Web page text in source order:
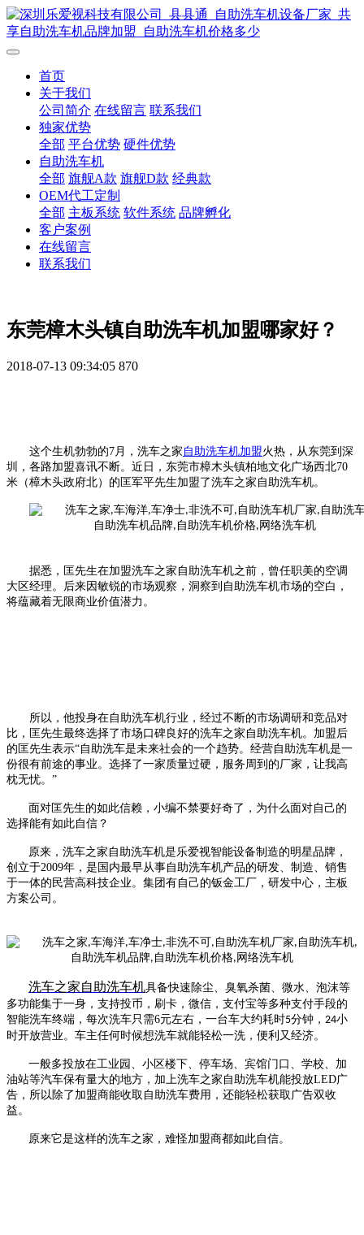
首页
关于我们
公司简介 在线留言 联系我们
独家优势
全部 平台优势 硬件优势
自助洗车机
全部 旗舰A款 旗舰D款 经典款
OEM代工定制
全部 主板系统 软件系统 品牌孵化
客户案例
在线留言
联系我们
东莞樟木头镇自助洗车机加盟哪家好？
2018-07-13 09:34:05 870
这个生机勃勃的7 月， 洗车之家 自助洗车机加盟火热，从东莞到深
圳，各路加盟喜讯不断。近日，东莞市樟木头镇柏地文化广场西北70
米（樟木头政府北）的匡军平先生加盟了洗车之家 自助洗车机。
据悉，匡先生在加盟洗车之家 自助洗车机之前，曾任职美的空调
大区经理。后来因敏锐的市场观察，洞察到自助洗车机市场的空白，
将蕴藏着无限商业价值潜力。
所以，他投身在自助洗车机行业，经过不断的市场调研和竞品对
比，匡先生最终选择了市场口碑良好的洗车之家 自助洗车机。加盟后
的匡先生表示“自助洗车是未来社会的一个趋势。经营自助洗车机是一
份很有前途的事业。选择了一家质量过硬，服务周到的厂家，让我高
枕无忧。”
面对匡先生的如此信赖，小编不禁要好奇了，为什么面对自己的
选择能有如此自信？
原来， 洗车之家 自助洗车机是 乐爱视智能设备制造的明星品牌，
创立于2009年，是国内最早从事自助洗车机产品的研发、制造、销售
于一体的民营高科技企业。集团有自己的钣金工厂，研发中心，主板
方案公司。
洗车之家自助洗车机具备快速除尘、臭氧杀菌、微水、泡沫等
多功能集于一身，支持投币，刷卡，微信，支付宝等多种支付手段的
智能洗车终端，每次洗车只需6元左右，一台车大约耗时5分钟， 24小
时开放营业。车主任何时候想洗车就能轻松一洗，便利又经济。
一般多投放在工业园、小区楼下、停车场、宾馆门口、学校、加
油站等汽车保有量大的地方，加上洗车之家 自助洗车机能投放LED广
告，所以除了加盟商能收取自助洗车费用，还能轻松获取广告双收
益。
原来它是这样的洗车之家 ，难怪加盟商都如此自信。